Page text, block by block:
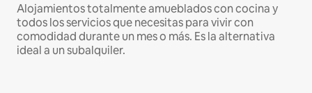
Alojamientos totalmente amueblados con cocina y
todos los servicios que necesitas para vivir con
comodidad durante un mes o más. Es la alternativa
ideal a un subalquiler.